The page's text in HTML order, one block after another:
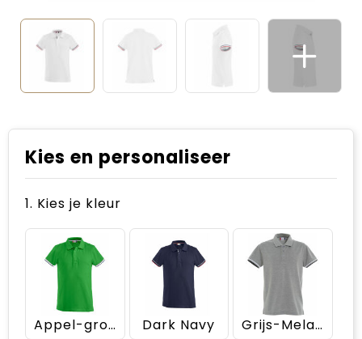
Kies en personaliseer
1. Kies je kleur
Appel-groen Dark Navy Grijs-Melange